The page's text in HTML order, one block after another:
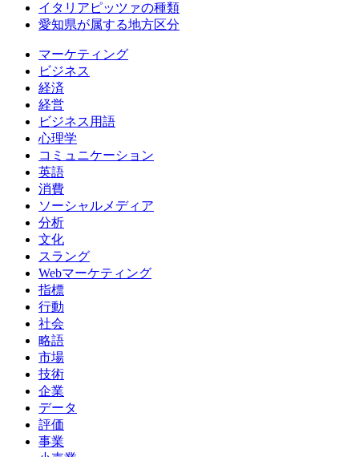
イタリアピッツァの種類
愛知県が属する地方区分
マーケティング
ビジネス
経済
経営
ビジネス用語
心理学
コミュニケーション
英語
消費
ソーシャルメディア
分析
文化
スラング
Webマーケティング
指標
行動
社会
略語
市場
技術
企業
データ
評価
事業